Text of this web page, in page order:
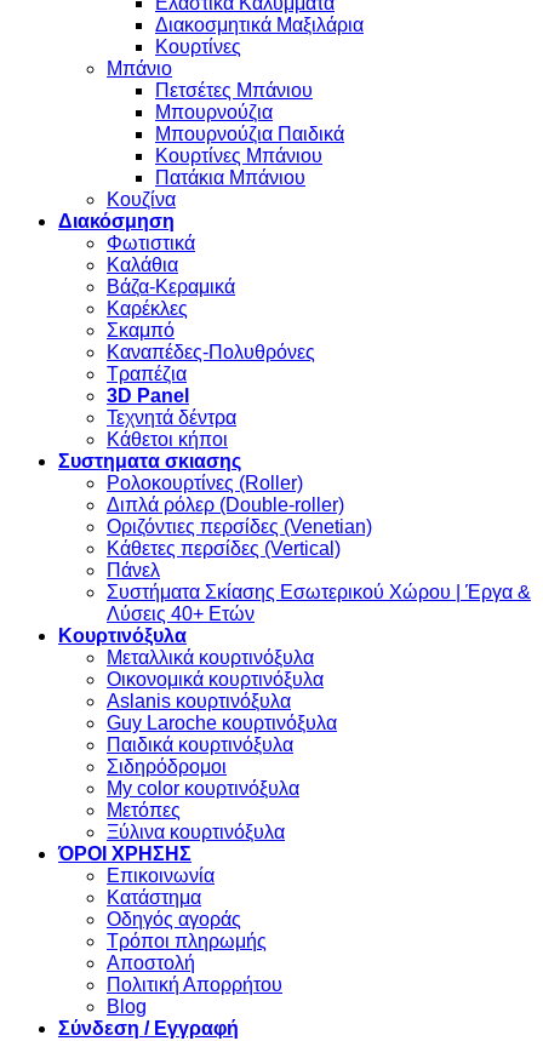
Διακοσμητικά Μαξιλάρια
Κουρτίνες
Μπάνιο
Πετσέτες Μπάνιου
Μπουρνούζια
Μπουρνούζια Παιδικά
Κουρτίνες Μπάνιου
Πατάκια Μπάνιου
Κουζίνα
Διακόσμηση
Φωτιστικά
Καλάθια
Βάζα-Κεραμικά
Καρέκλες
Σκαμπό
Καναπέδες-Πολυθρόνες
Τραπέζια
3D Panel
Τεχνητά δέντρα
Κάθετοι κήποι
Συστηματα σκιασης
Ρολοκουρτίνες (Roller)
Διπλά ρόλερ (Double-roller)
Οριζόντιες περσίδες (Venetian)
Κάθετες περσίδες (Vertical)
Πάνελ
Συστήματα Σκίασης Εσωτερικού Χώρου | Έργα &
Λύσεις 40+ Ετών
Κουρτινόξυλα
Μεταλλικά κουρτινόξυλα
Οικονομικά κουρτινόξυλα
Aslanis κουρτινόξυλα
Guy Laroche κουρτινόξυλα
Παιδικά κουρτινόξυλα
Σιδηρόδρομοι
My color κουρτινόξυλα
Μετόπες
Ξύλινα κουρτινόξυλα
ΌΡΟΙ ΧΡΗΣΗΣ
Επικοινωνία
Κατάστημα
Οδηγός αγοράς
Τρόποι πληρωμής
Αποστολή
Πολιτική Απορρήτου
Blog
Σύνδεση / Εγγραφή